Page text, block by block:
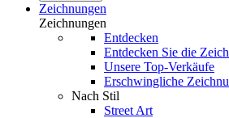
Zeichnungen
Zeichnungen
Entdecken
Entdecken Sie die
Unsere Top-Verkäufe
Erschwingliche
Nach Stil
Street Art